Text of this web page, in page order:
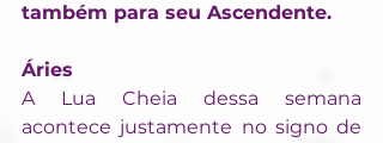
também para seu Ascendente.
Áries
A Lua Cheia dessa semana
acontece justamente no signo de